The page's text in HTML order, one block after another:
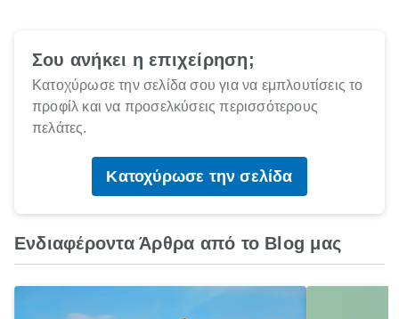
Σου ανήκει η επιχείρηση;
Κατοχύρωσε την σελίδα σου για να εμπλουτίσεις το
προφίλ και να προσελκύσεις περισσότερους
πελάτες.
Κατοχύρωσε την σελίδα
Ενδιαφέροντα Άρθρα από το Blog μας